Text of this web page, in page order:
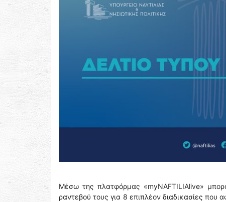
Μέσω της πλατφόρμας «myNAFTILIAlive»
ραντεβού τους για 8 επιπλέον διαδικασίες